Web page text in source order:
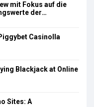
mit Fokus auf die
der
Casinolla
Blackjack at Online